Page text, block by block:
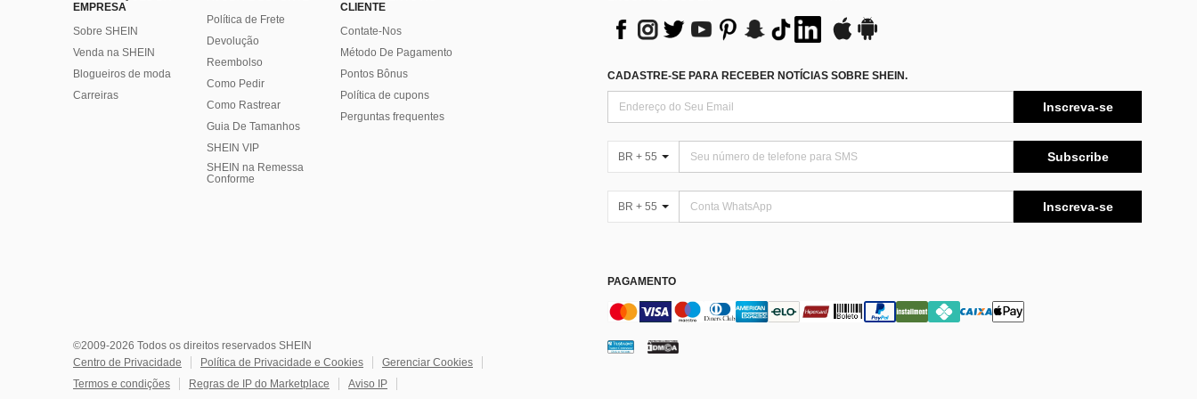
EMPRESA
Sobre SHEIN
Venda na SHEIN
Blogueiros de moda
Carreiras
Política de Frete
Devolução
Reembolso
Como Pedir
Como Rastrear
Guia De Tamanhos
SHEIN VIP
SHEIN na Remessa
Conforme
CLIENTE
Contate-Nos
Método De Pagamento
Pontos Bônus
Política de cupons
Perguntas frequentes
CADASTRE-SE PARA RECEBER NOTÍCIAS SOBRE SHEIN.
Inscreva-se
BR + 55 Subscribe
BR + 55 Inscreva-se
PAGAMENTO
©2009-2026 Todos os direitos reservados SHEIN
Centro de Privacidade
Política de Privacidade e Cookies
Gerenciar Cookies
Termos e condições
Regras de IP do Marketplace Aviso IP